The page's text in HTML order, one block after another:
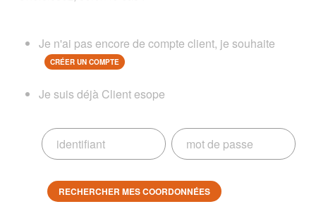
Je n'ai pas encore de compte client, je souhaite
CRÉER UN COMPTE
Je suis déjà Client esope
RECHERCHER MES COORDONNÉES